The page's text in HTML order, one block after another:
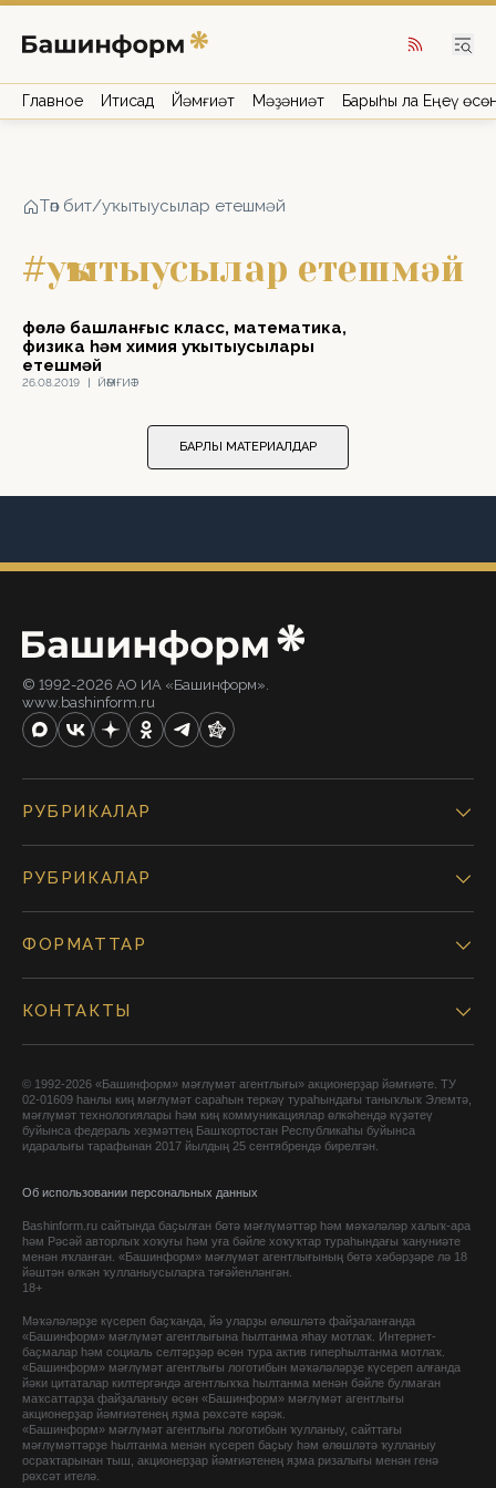
Главное Иҡтисад Йәмғиәт Мәҙәниәт Барыһы ла Еңеү
Төп бит/уҡытыусылар етешмәй
#уҡытыусылар етешмәй
26.08.2019 | ЙӘМҒИӘТ
Өфөлә башланғыс класс, математика,
физика һәм химия уҡытыусылары
етешмәй
БАРЛЫҠ МАТЕРИАЛДАР
© 1992-2026 АО ИА «Башинформ».
www.bashinform.ru
РУБРИКАЛАР
РУБРИКАЛАР
ФОРМАТТАР
КОНТАКТЫ
© 1992-2026 «Башинформ» мәғлүмәт агентлығы» акционерҙар йәмғиәте. ТУ
02-01609 һанлы киң мәғлүмәт сараһын теркәү тураһындағы таныҡлыҡ Элемтә,
мәғлүмәт технологиялары һәм киң коммуникациялар өлкәһендә күҙәтеү
буйынса федераль хеҙмәттең Башҡортостан Республикаһы буйынса
идаралығы тарафынан 2017 йылдың 25 сентябрендә бирелгән.
Об использовании персональных данных
Bashinform.ru сайтында баҫылған бөтә мәғлүмәттәр һәм мәҡәләләр халыҡ-ара
һәм Рәсәй авторлыҡ хоҡуғы һәм уға бәйле хоҡуҡтар тураһындағы ҡануниәте
менән яҡланған. «Башинформ» мәғлүмәт агентлығының бөтә хәбәрҙәре лә 18
йәштән өлкән ҡулланыусыларға тәғәйенләнгән.
18+
Мәҡәләләрҙе күсереп баҫҡанда, йә уларҙы өлөшләтә файҙаланғанда
«Башинформ» мәғлүмәт агентлығына һылтанма яһау мотлаҡ. Интернет-
баҫмалар һәм социаль селтәрҙәр өсөн тура актив гиперһылтанма мотлаҡ.
«Башинформ» мәғлүмәт агентлығы логотибын мәҡәләләрҙе күсереп алғанда
йәки цитаталар килтергәндә агентлыҡҡа һылтанма менән бәйле булмаған
маҡсаттарҙа файҙаланыу өсөн «Башинформ» мәғлүмәт агентлығы
акционерҙар йәмғиәтенең яҙма рөхсәте кәрәк.
«Башинформ» мәғлүмәт агентлығы логотибын ҡулланыу, сайттағы
мәғлүмәттәрҙе һылтанма менән күсереп баҫыу һәм өлөшләтә ҡулланыу
осраҡтарынан тыш, акционерҙар йәмғиәтенең яҙма ризалығы менән генә
рөхсәт ителә.